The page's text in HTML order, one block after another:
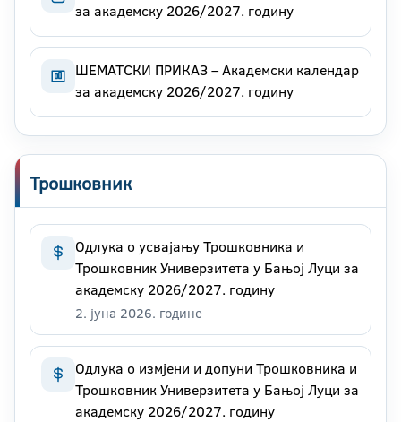
за академску 2026/2027. годину
ШЕМАТСКИ ПРИКАЗ – Академски календар
за академску 2026/2027. годину
Трошковник
Одлука о усвајању Трошковника и
Трошковник Универзитета у Бањој Луци за
академску 2026/2027. годину
2. јуна 2026. године
Одлука о измјени и допуни Трошковника и
Трошковник Универзитета у Бањој Луци за
академску 2026/2027. годину